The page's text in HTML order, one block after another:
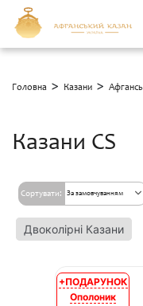
Головна > Казани >
Казани CS
Сортувати: За замовчуванням
Двоколірні Казани
АКЦІЯ
+ПОДАРУНОК
Ополоник